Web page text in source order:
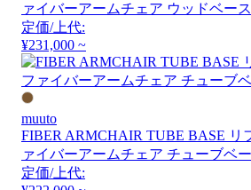
ァイバーアームチェア ウッドベース
定価/上代:
¥231,000 ~
muuto
FIBER ARMCHAIR TUBE BASE リ
ァイバーアームチェア チューブベ
定価/上代: